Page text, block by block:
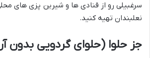
سرغبیلی رو از قنادی ها و شیرین پزی های
نعلبندان تهیه کنید.
جز حلوا (حلوای گردویی بدون